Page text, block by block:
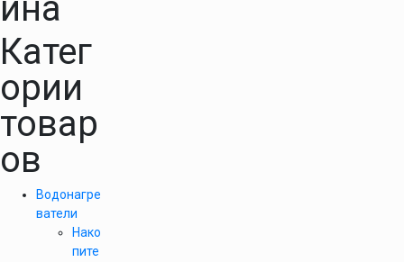
ина
Катег
ории
товар
ов
Водонагре
ватели
Нако
пите